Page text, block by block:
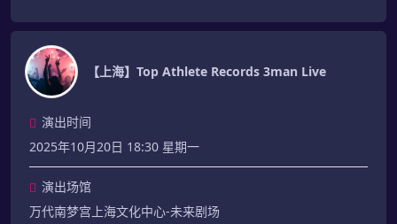
【上海】Top Athlete Records 3man Live
演出时间
2025年10月20日 18:30 星期一
演出场馆
万代南梦宫上海文化中心-未来剧场